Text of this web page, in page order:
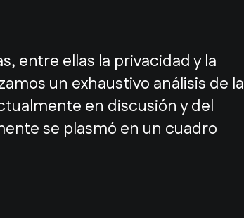
entre ellas la privacidad y la
un exhaustivo análisis de la
en discusión y del
se plasmó en un cuadro